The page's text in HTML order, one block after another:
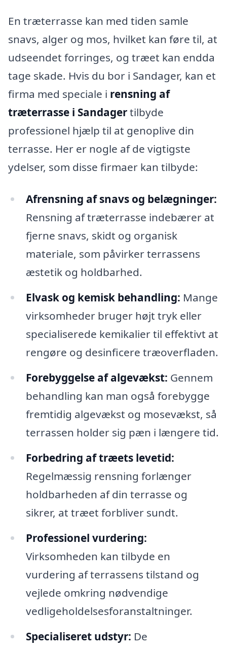
En træterrasse kan med tiden samle
snavs, alger og mos, hvilket kan føre til, at
udseendet forringes, og træet kan endda
tage skade. Hvis du bor i Sandager, kan et
firma med speciale i rensning af
træterrasse i Sandagertilbyde
professionel hjælp til at genoplive din
terrasse. Her er nogle af de vigtigste
ydelser, som disse firmaer kan tilbyde:
Afrensning af snavs og belægninger:
Rensning af træterrasse indebærer at
fjerne snavs, skidt og organisk
materiale, som påvirker terrassens
æstetik og holdbarhed.
Elvask og kemisk behandling: Mange
virksomheder bruger højt tryk eller
specialiserede kemikalier til effektivt at
rengøre og desinficere træoverfladen.
Forebyggelse af algevækst: Gennem
behandling kan man også forebygge
fremtidig algevækst og mosevækst, så
terrassen holder sig pæn i længere tid.
Forbedring af træets levetid:
Regelmæssig rensning forlænger
holdbarheden af din terrasse og
sikrer, at træet forbliver sundt.
Professionel vurdering:
Virksomheden kan tilbyde en
vurdering af terrassens tilstand og
vejlede omkring nødvendige
vedligeholdelsesforanstaltninger.
Specialiseret udstyr: De